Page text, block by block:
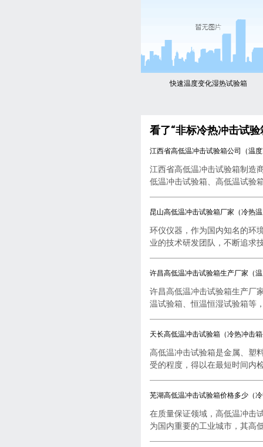
快速温度变化湿热试验箱
看了“非标冷热冲击试
江西省高低温冲击试验箱公司（温
江西省高低温冲击试验箱制造
低温冲击试验箱、高低温试验
昆山高低温冲击试验箱厂家（冷热
环仪仪器，作为国内知名的环
业的技术研发团队，不断追求
许昌高低温冲击试验箱生产厂家（
许昌高低温冲击试验箱生产厂
温试验箱、恒温恒湿试验箱等
天长高低温冲击试验箱（冷热冲击
高低温冲击试验箱是金属、塑
受的程度，得以在最短时间内
芜湖高低温冲击试验箱价格多少（
在质量保证领域，高低温冲击
为国内重要的工业城市，其高